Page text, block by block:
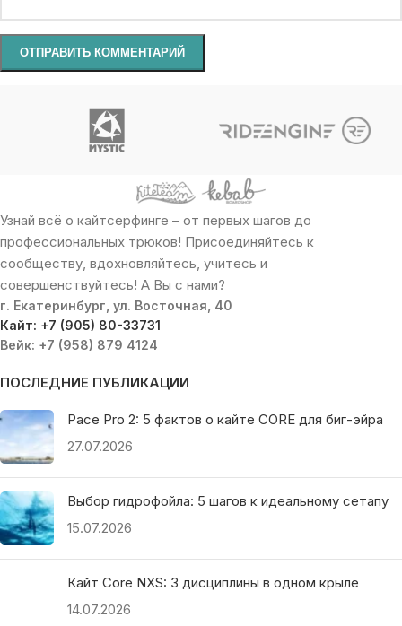
Узнай всё о кайтсерфинге – от первых шагов до
профессиональных трюков! Присоединяйтесь к
сообществу, вдохновляйтесь, учитесь и
совершенствуйтесь! А Вы с нами?
г. Екатеринбург, ул. Восточная, 40
Кайт: +7 (905) 80-33731
Вейк: +7 (958) 879 4124
ПОСЛЕДНИЕ ПУБЛИКАЦИИ
Pace Pro 2: 5 фактов о кайте CORE для биг-эйра
27.07.2026
Выбор гидрофойла: 5 шагов к идеальному сетапу
15.07.2026
Кайт Core NXS: 3 дисциплины в одном крыле
14.07.2026